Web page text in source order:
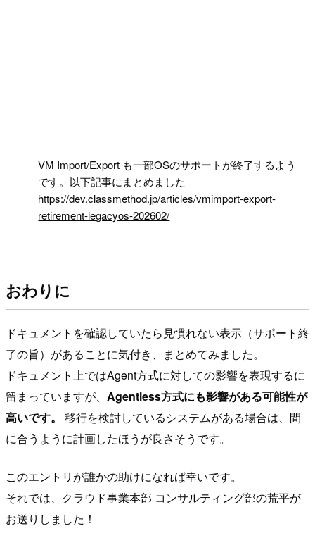
VM Import/Export も一部OSのサポートが終了するよう
です。以下記事にまとめました
https://dev.classmethod.jp/articles/vmimport-export-
retirement-legacyos-202602/
おわりに
ドキュメントを確認していたら見慣れない表示（サポート終
了の旨）があることに気付き、まとめてみました。
ドキュメント上ではAgent方式に対しての影響を表現するに
留まっていますが、 Agentless方式にも影響がある可能性が
高いです。
移行を検討しているシステムがある場合は、間
に合うように計画したほうが良さそうです。
このエントリが誰かの助けになれば幸いです。
それでは、クラウド事業本部 コンサルティング部の荒平が
お送りしました！